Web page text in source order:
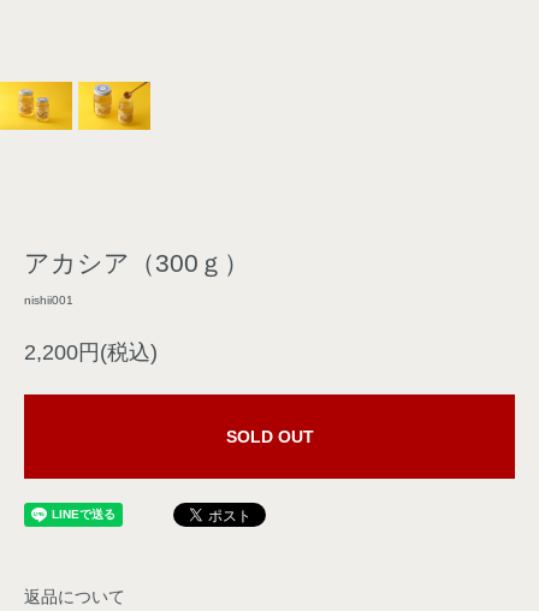
アカシア（300ｇ）
nishii001
2,200円(税込)
SOLD OUT
返品について